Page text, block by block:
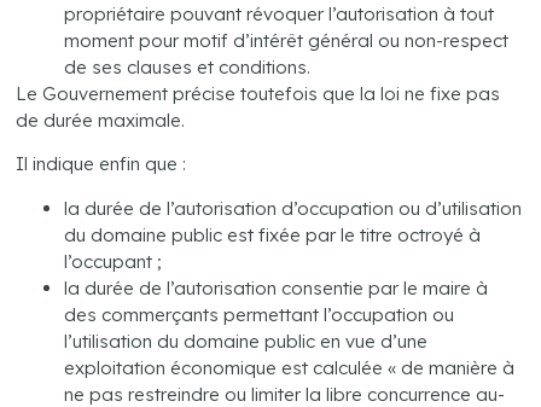
propriétaire pouvant révoquer l’autorisation à tout
moment pour motif d’intérêt général ou non-respect
de ses clauses et conditions.
Le Gouvernement précise toutefois que la loi ne fixe pas
de durée maximale.
Il indique enfin que :
la durée de l’autorisation d’occupation ou d’utilisation
du domaine public est fixée par le titre octroyé à
l’occupant ;
la durée de l’autorisation consentie par le maire à
des commerçants permettant l’occupation ou
l’utilisation du domaine public en vue d’une
exploitation économique est calculée « de manière à
ne pas restreindre ou limiter la libre concurrence au-